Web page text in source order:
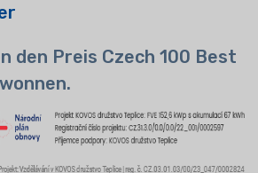
den Preis Czech 100 Best